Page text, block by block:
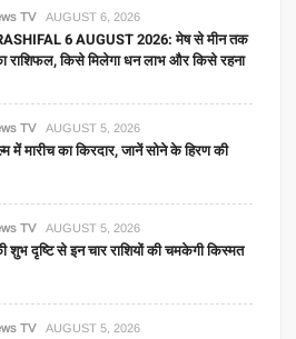
TV AUGUST 6, 2026
6 AUGUST 2026: मेष से मीन तक
राशिफल, किसे मिलेगा धन लाभ और किसे रहना
TV AUGUST 5, 2026
में मारीच का किरदार, जानें सोने के हिरण की
TV AUGUST 5, 2026
दृष्टि से इन चार राशियों की चमकेगी किस्मत
TV AUGUST 5, 2026